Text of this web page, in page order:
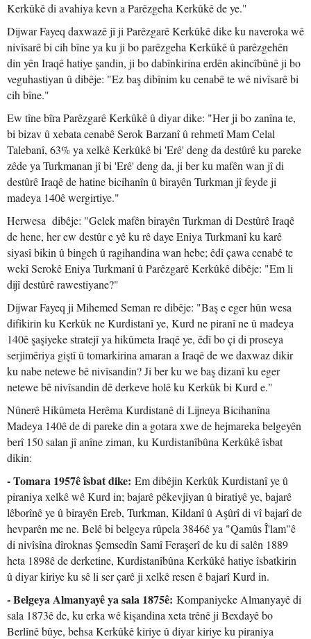
Kerkûkê di avahiya kevn a Parêzgeha Kerkûkê de ye."
Dijwar Fayeq daxwazê jî ji Parêzgarê Kerkûkê dike ku naveroka wê
nivîsarê bi cih bîne ya ku ji bo parêzgeha Kerkûkê û parêzgehên
din yên Iraqê hatiye şandin, ji bo dabînkirina erdên akincîbûnê ji bo
veguhastiyan û dibêje: "Ez baş dibînim ku cenabê te wê nivîsarê bi
cih bîne."
Ew tîne bîra Parêzgarê Kerkûkê û diyar dike: "Her ji bo zanîna te,
bi bizav û xebata cenabê Serok Barzanî û rehmetî Mam Celal
Talebanî, 63% ya xelkê Kerkûkê bi 'Erê' deng da destûrê ku pareke
zêde ya Turkmanan jî bi 'Erê' deng da, ji ber ku mafên wan jî di
destûrê Iraqê de hatine bicihanîn û birayên Turkman jî feyde ji
madeya 140ê wergirtiye."
Herwesa dibêje: "Gelek mafên birayên Turkman di Destûrê Iraqê
de hene, her ew destûr e yê ku rê daye Eniya Turkmanî ku karê
siyasî bikin û bingeh û ragihandina wan hebe; êdî çawa cenabê te
wekî Serokê Eniya Turkmanî û Parêzgarê Kerkûkê dibêje: "Em li
dijî destûrê rawestiyane?"
Dijwar Fayeq ji Mihemed Seman re dibêje: "Baş e eger hûn wesa
difikirin ku Kerkûk ne Kurdistanî ye, Kurd ne piranî ne û madeya
140ê şaşiyeke stratejî ya hikûmeta Iraqê ye, êdî bo çi di proseya
serjimêriya giştî û tomarkirina amaran a Iraqê de we daxwaz dikir
ku nabe netewe bê nivîsandin? Ji ber ku we baş dizanî ku eger
netewe bê nivîsandin dê derkeve holê ku Kerkûk bi Kurd e."
Nûnerê Hikûmeta Herêma Kurdistanê di Lijneya Bicihanîna
Madeya 140ê de di pareke din a gotara xwe de hejmareka belgeyên
berî 150 salan jî anîne ziman, ku Kurdistanîbûna Kerkûkê îsbat
dikin:
- Tomara 1957ê îsbat dike: Em dibêjin Kerkûk Kurdistanî ye û
piraniya xelkê wê Kurd in; bajarê pêkevjiyan û biratiyê ye, bajarê
lêborînê ye û birayên Ereb, Turkman, Kildanî û Aşûrî di vî bajarî de
hevparên me ne. Belê bi belgeya rûpela 3846ê ya "Qamûs Î'lam"ê
di nivîsîna dîroknas Şemsedîn Samî Feraşerî de ku di salên 1889
heta 1898ê de derketine, Kurdistanîbûna Kerkûkê hatiye îsbatkirin
û diyar kiriye ku sê li ser çarê ji xelkê resen ê bajarî Kurd in.
- Belgeya Almanyayê ya sala 1875ê: Kompaniyeke Almanyayê di
sala 1873ê de, ku erka wê kişandina xeta trênê ji Bexdayê bo
Berlînê bûye, behsa Kerkûkê kiriye û diyar kiriye ku piraniya